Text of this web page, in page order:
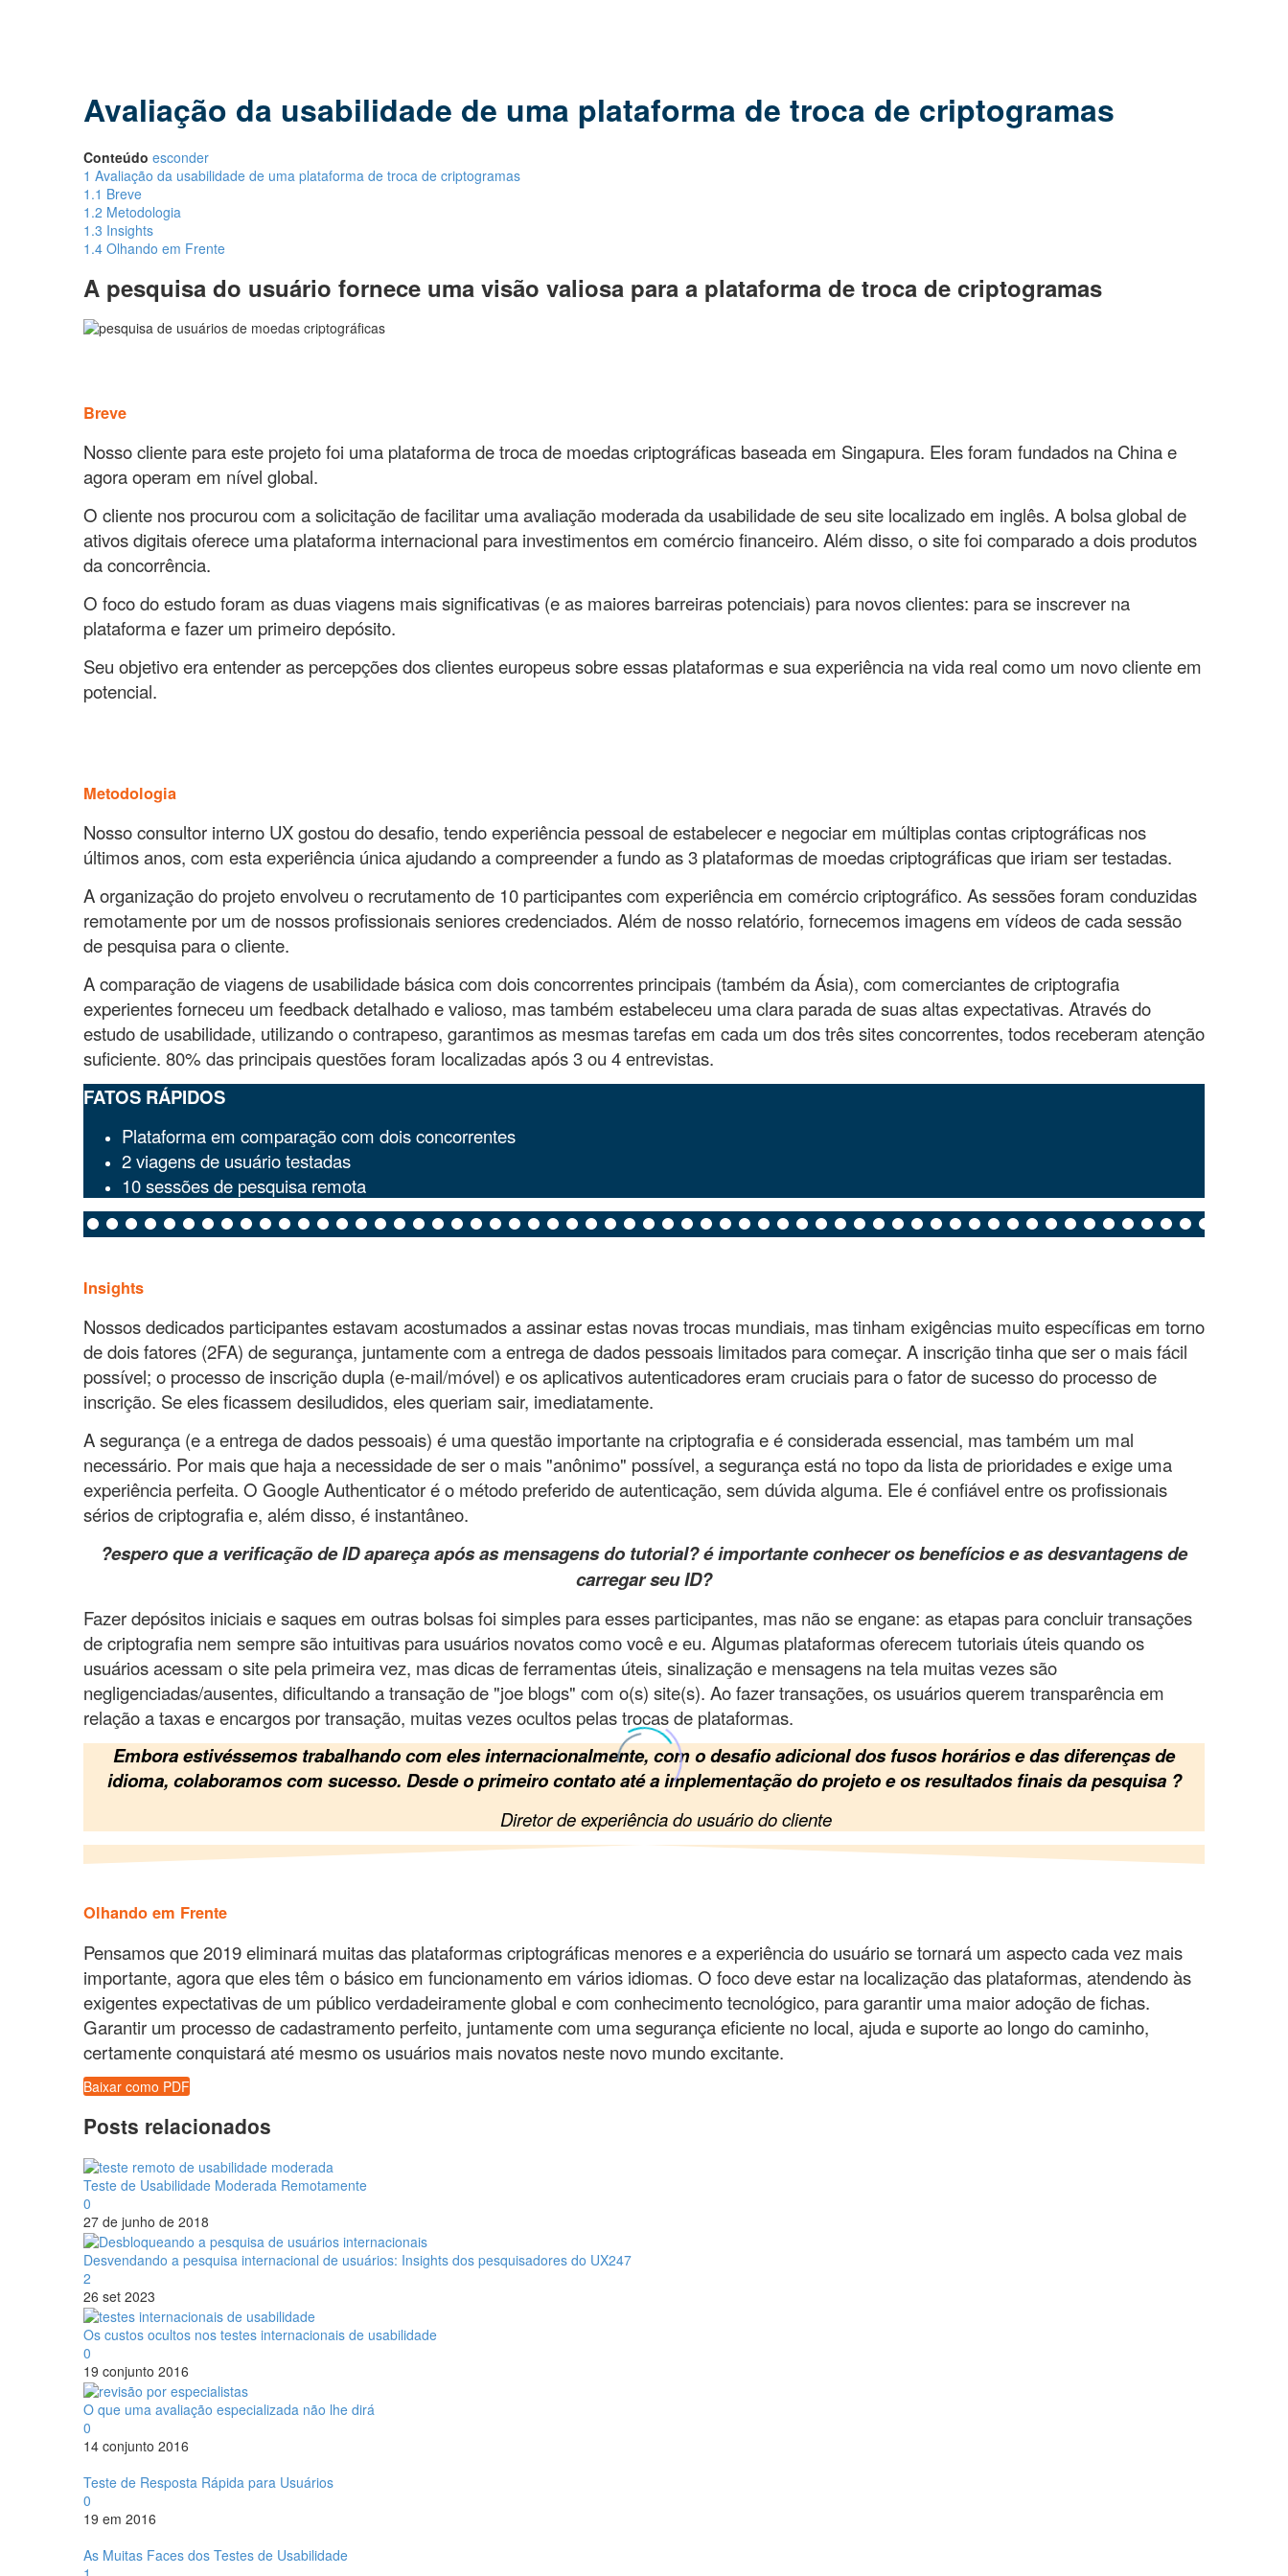
Avaliação da usabilidade de uma plataforma de troca de criptogramas
Conteúdo esconder
1 Avaliação da usabilidade de uma plataforma de troca de criptogramas
1.1 Breve
1.2 Metodologia
1.3 Insights
1.4 Olhando em Frente
A pesquisa do usuário fornece uma visão valiosa para a plataforma de troca de criptogramas
Breve
Nosso cliente para este projeto foi uma plataforma de troca de moedas criptográficas baseada em Singapura. Eles foram fundados na China e
agora operam em nível global.
O cliente nos procurou com a solicitação de facilitar uma avaliação moderada da usabilidade de seu site localizado em inglês. A bolsa global de
ativos digitais oferece uma plataforma internacional para investimentos em comércio financeiro. Além disso, o site foi comparado a dois produtos
da concorrência.
O foco do estudo foram as duas viagens mais significativas (e as maiores barreiras potenciais) para novos clientes: para se inscrever na
plataforma e fazer um primeiro depósito.
Seu objetivo era entender as percepções dos clientes europeus sobre essas plataformas e sua experiência na vida real como um novo cliente em
potencial.
Metodologia
Nosso consultor interno UX gostou do desafio, tendo experiência pessoal de estabelecer e negociar em múltiplas contas criptográficas nos
últimos anos, com esta experiência única ajudando a compreender a fundo as 3 plataformas de moedas criptográficas que iriam ser testadas.
A organização do projeto envolveu o recrutamento de 10 participantes com experiência em comércio criptográfico. As sessões foram conduzidas
remotamente por um de nossos profissionais seniores credenciados. Além de nosso relatório, fornecemos imagens em vídeos de cada sessão
de pesquisa para o cliente.
A comparação de viagens de usabilidade básica com dois concorrentes principais (também da Ásia), com comerciantes de criptografia
experientes forneceu um feedback detalhado e valioso, mas também estabeleceu uma clara parada de suas altas expectativas. Através do
estudo de usabilidade, utilizando o contrapeso, garantimos as mesmas tarefas em cada um dos três sites concorrentes, todos receberam atenção
suficiente. 80% das principais questões foram localizadas após 3 ou 4 entrevistas.
FATOS RÁPIDOS
Plataforma em comparação com dois concorrentes
2 viagens de usuário testadas
10 sessões de pesquisa remota
Insights
Nossos dedicados participantes estavam acostumados a assinar estas novas trocas mundiais, mas tinham exigências muito específicas em torno
de dois fatores (2FA) de segurança, juntamente com a entrega de dados pessoais limitados para começar. A inscrição tinha que ser o mais fácil
possível; o processo de inscrição dupla (e-mail/móvel) e os aplicativos autenticadores eram cruciais para o fator de sucesso do processo de
inscrição. Se eles ficassem desiludidos, eles queriam sair, imediatamente.
A segurança (e a entrega de dados pessoais) é uma questão importante na criptografia e é considerada essencial, mas também um mal
necessário. Por mais que haja a necessidade de ser o mais "anônimo" possível, a segurança está no topo da lista de prioridades e exige uma
experiência perfeita. O Google Authenticator é o método preferido de autenticação, sem dúvida alguma. Ele é confiável entre os profissionais
sérios de criptografia e, além disso, é instantâneo.
?espero que a verificação de ID apareça após as mensagens do tutorial? é importante conhecer os benefícios e as desvantagens de
carregar seu ID?
Fazer depósitos iniciais e saques em outras bolsas foi simples para esses participantes, mas não se engane: as etapas para concluir transações
de criptografia nem sempre são intuitivas para usuários novatos como você e eu. Algumas plataformas oferecem tutoriais úteis quando os
usuários acessam o site pela primeira vez, mas dicas de ferramentas úteis, sinalização e mensagens na tela muitas vezes são
negligenciadas/ausentes, dificultando a transação de "joe blogs" com o(s) site(s). Ao fazer transações, os usuários querem transparência em
relação a taxas e encargos por transação, muitas vezes ocultos pelas trocas de plataformas.
Embora estivéssemos trabalhando com eles internacionalmente, com o desafio adicional dos fusos horários e das diferenças de
idioma, colaboramos com sucesso. Desde o primeiro contato até a implementação do projeto e os resultados finais da pesquisa ?
Diretor de experiência do usuário do cliente
Olhando em Frente
Pensamos que 2019 eliminará muitas das plataformas criptográficas menores e a experiência do usuário se tornará um aspecto cada vez mais
importante, agora que eles têm o básico em funcionamento em vários idiomas. O foco deve estar na localização das plataformas, atendendo às
exigentes expectativas de um público verdadeiramente global e com conhecimento tecnológico, para garantir uma maior adoção de fichas.
Garantir um processo de cadastramento perfeito, juntamente com uma segurança eficiente no local, ajuda e suporte ao longo do caminho,
certamente conquistará até mesmo os usuários mais novatos neste novo mundo excitante.
Baixar como PDF
Posts relacionados
Teste de Usabilidade Moderada Remotamente
0
27 de junho de 2018
Desvendando a pesquisa internacional de usuários: Insights dos pesquisadores do UX247
2
26 set 2023
Os custos ocultos nos testes internacionais de usabilidade
0
19 conjunto 2016
O que uma avaliação especializada não lhe dirá
0
14 conjunto 2016
Teste de Resposta Rápida para Usuários
0
19 em 2016
As Muitas Faces dos Testes de Usabilidade